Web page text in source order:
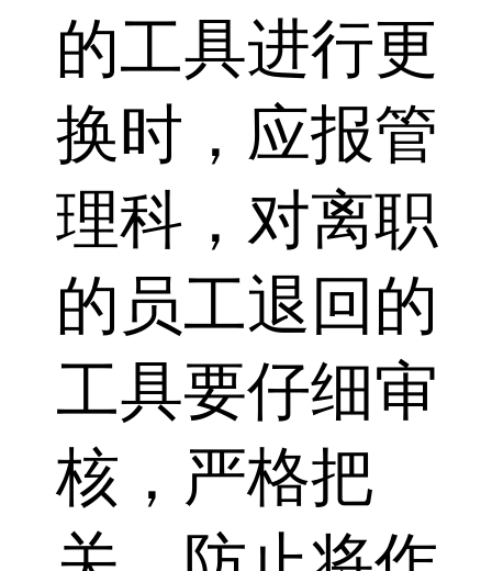
的工具进行更
换时，应报管
理科，对离职
的员工退回的
工具要仔细审
核，严格把